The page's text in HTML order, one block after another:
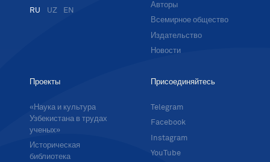
RU UZ EN
Авторы
Всемирное общество
Издательство
Новости
Проекты
«Наука и культура
Узбекистана в трудах
ученых»
Историческая
библиотека
Присоединяйтесь
Telegram
Facebook
Instagram
YouTube